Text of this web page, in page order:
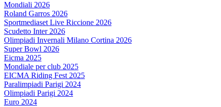
Mondiali 2026
Roland Garros 2026
Sportmediaset Live Riccione 2026
Scudetto Inter 2026
Olimpiadi Invernali Milano Cortina 2026
Super Bowl 2026
Eicma 2025
Mondiale per club 2025
EICMA Riding Fest 2025
Paralimpiadi Parigi 2024
Olimpiadi Parigi 2024
Euro 2024